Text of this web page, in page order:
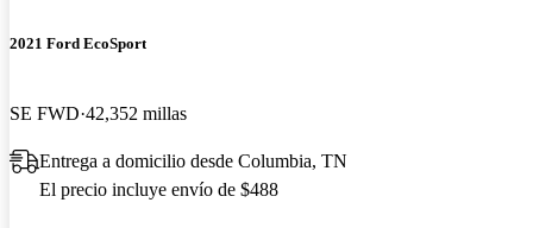
2021 Ford EcoSport
SE FWD 42,352 millas
Entrega a domicilio desde Columbia, TN
El precio incluye envío de $488